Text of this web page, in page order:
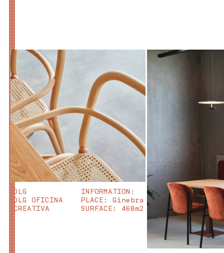
DLG
DLG OFICINA
CREATIVA
INFORMATION:
PLACE : Ginebra
SURFACE : 468m2